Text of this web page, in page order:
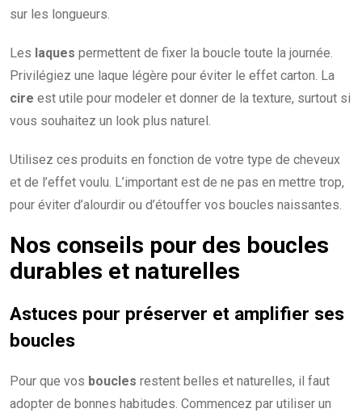
sur les longueurs.
Les laques permettent de fixer la boucle toute la journée.
Privilégiez une laque légère pour éviter le effet carton. La
cire est utile pour modeler et donner de la texture, surtout si
vous souhaitez un look plus naturel.
Utilisez ces produits en fonction de votre type de cheveux
et de l’effet voulu. L’important est de ne pas en mettre trop,
pour éviter d’alourdir ou d’étouffer vos boucles naissantes.
Nos conseils pour des boucles
durables et naturelles
Astuces pour préserver et amplifier ses
boucles
Pour que vos boucles restent belles et naturelles, il faut
adopter de bonnes habitudes. Commencez par utiliser un